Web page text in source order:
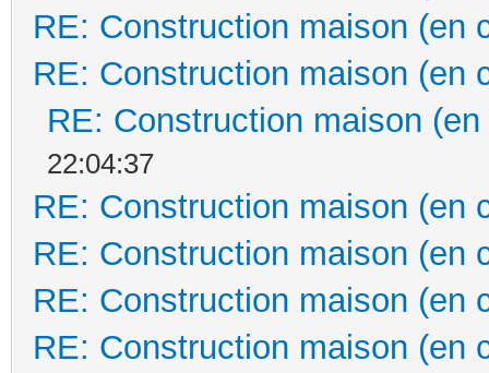
RE: Construction maison (en
RE: Construction maison (en
RE: Construction maison
22:04:37
RE: Construction maison (en
RE: Construction maison (en
RE: Construction maison (en
RE: Construction maison (en